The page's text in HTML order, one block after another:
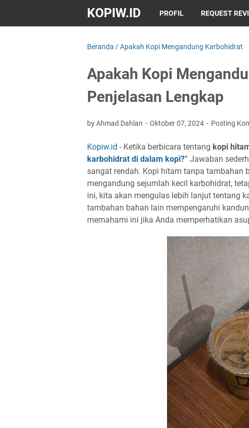
KOPIW.ID PROFIL REQUEST
Beranda /Apakah Kopi Mengandung Karbohidrat
Apakah Kopi
Penjelasan Lengkap
by Ahmad Dahlan Oktober 07, 2024 Posting
Kopiw.id - Ketika berbicara tentang kopi
karbohidrat di dalam kopi?” Jawaban
sangat rendah. Kopi hitam tanpa tambahan
mengandung sejumlah kecil karbohidrat,
ini, kita akan mengulas lebih lanjut tentang
tambahan bahan lain mempengaruhi
memahami ini jika Anda memperhatikan